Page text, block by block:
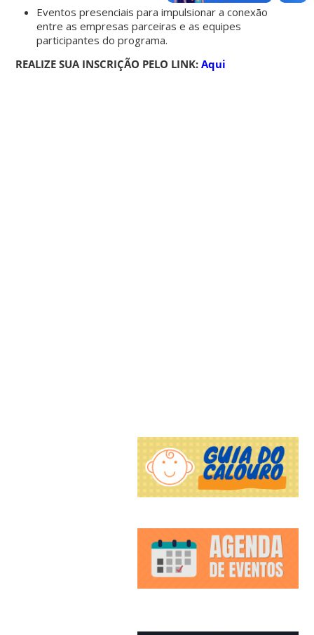
Eventos presenciais para impulsionar a conexão
entre as empresas parceiras e asequipes
participantes do programa.
REALIZE SUA INSCRIÇÃO PELO LINK: Aqui